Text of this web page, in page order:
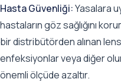
Hasta Güvenliği:Yasalara
hastaların göz sağlığını
bir distribütörden alınan
enfeksiyonlar veya diğer
önemli ölçüde azaltır.